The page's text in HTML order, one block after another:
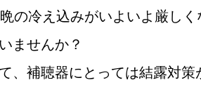
の冷え込みがいよいよ厳し
ませんか？
、補聴器にとっては結露対